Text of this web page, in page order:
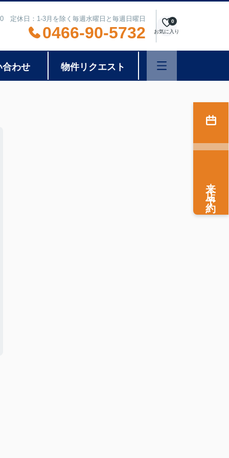
定休日：1-3月を除く毎週水曜日と毎週日曜日
0466-90-5732 お気に入り
0
合わせ 物件リクエスト
来店予約